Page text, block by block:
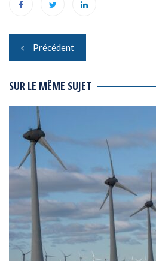
Navigation
de
l’article
Précédent
SUR LE MÊME SUJET